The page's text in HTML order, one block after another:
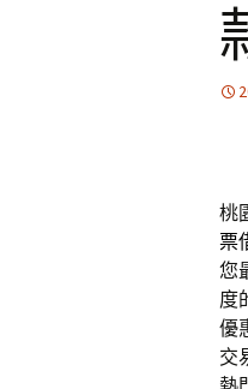
桃
票
您
度
優
交